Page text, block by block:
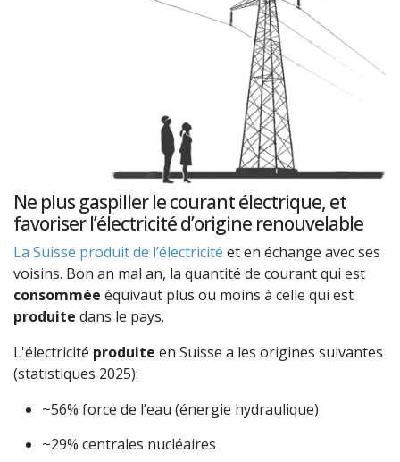
Ne plus gaspiller le courant électrique, et
favoriser l’électricité d’origine renouvelable
La Suisse produit de l’électricité et en échange avec ses
voisins. Bon an mal an, la quantité de courant qui est
consommée équivaut plus ou moins à celle qui est
produite dans le pays.
L'électricité produite en Suisse a les origines suivantes
(statistiques 2025):
~56% force de l’eau (énergie hydraulique)
~29% centrales nucléaires